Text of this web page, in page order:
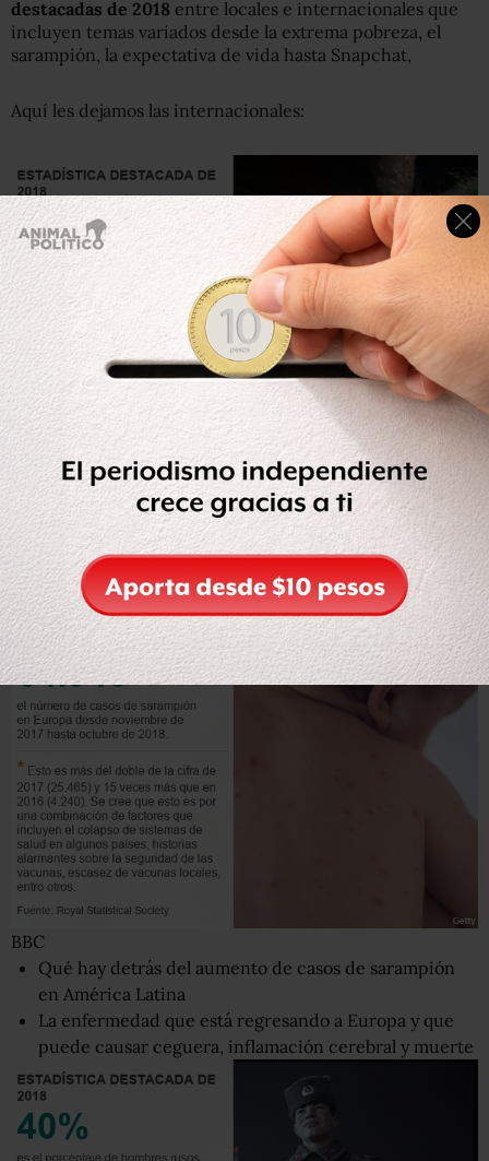
destacadas de 2018 entre locales e internacionales que
incluyen temas variados desde la extrema pobreza, el
sarampión, la expectativa de vida hasta Snapchat,
Aquí les dejamos las internacionales:
BBC
Murió Hans Rosling, un gigante de los datos que
buscaba erradicar la ignorancia en el mundo
"El 1% de los ricos del mundo acumula el 82% de la
riqueza global" (y las críticas a estas cifras de Oxfam)
BBC
Qué hay detrás del aumento de casos de sarampión
en América Latina
La enfermedad que está regresando a Europa y que
puede causar ceguera, inflamación cerebral y muerte